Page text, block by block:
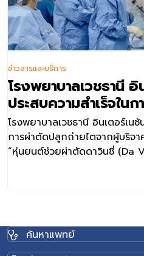
โรงพยาบาลเวชธานี
ประสบความสำเร็จใน
จากผู้บริจาคสมองตาย
ยนต์ช่วยผ่าตัดดาวินชี่
รพ.เอกชนแห่งแรกใน
โรงพยาบาลเวชธานี อินเตอร์เนชั
การผ่าตัดปลูกถ่ายไตจากผู้บริจา
“หุ่นยนต์ช่วยผ่าตัดดาวินชี่ (Da
เลือด และทีมสหสาขาวิชาชีพที่เ
กัน เพื่อนำเทคโนโลยีหุ่นยนต์มา
ข่าวสารและบริการ
ค้นหาแพทย์